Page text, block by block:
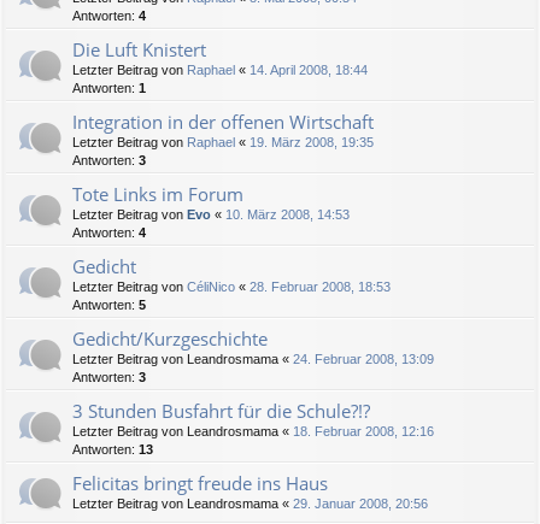
Antworten: 4
Die Luft Knistert
Letzter Beitrag von Raphael « 14. April 2008, 18:44
Antworten: 1
Integration in der offenen Wirtschaft
Letzter Beitrag von Raphael « 19. März 2008, 19:35
Antworten: 3
Tote Links im Forum
Letzter Beitrag von Evo « 10. März 2008, 14:53
Antworten: 4
Gedicht
Letzter Beitrag von CéliNico « 28. Februar 2008, 18:53
Antworten: 5
Gedicht/Kurzgeschichte
Letzter Beitrag von Leandrosmama « 24. Februar 2008, 13:09
Antworten: 3
3 Stunden Busfahrt für die Schule?!?
Letzter Beitrag von Leandrosmama « 18. Februar 2008, 12:16
Antworten: 13
Felicitas bringt freude ins Haus
Letzter Beitrag von Leandrosmama « 29. Januar 2008, 20:56